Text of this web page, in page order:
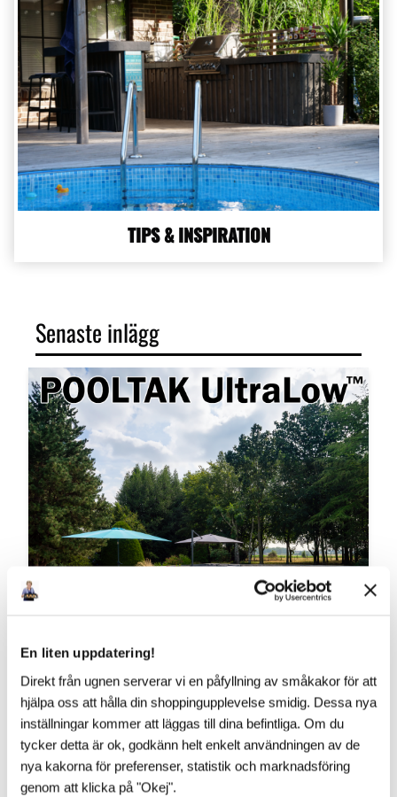
En liten uppdatering!
Direkt från ugnen serverar vi en påfyllning av småkakor för att
hjälpa oss att hålla din shoppingupplevelse smidig. Dessa nya
inställningar kommer att läggas till dina befintliga. Om du
tycker detta är ok, godkänn helt enkelt användningen av de
nya kakorna för preferenser, statistik och marknadsföring
genom att klicka på "Okej".
TIPS & INSPIRATION
Senaste inlägg
VAD SÄGS OM ÄNNU LÄGRE?!
​Vår franska pooltaktillverkare vilar inte i hängmattan!
Till 2027 kommer Pooltak UltraLow™ - Exklusivare -
Snyggare och Ännu lägre! Helt utan mellanh...